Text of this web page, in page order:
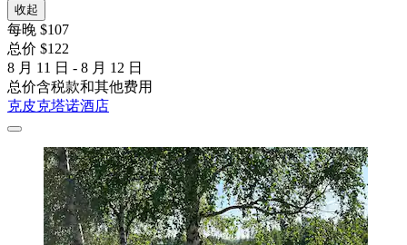
收起
每晚 $107
总价 $122
8 月 11 日 - 8 月 12 日
总价含税款和其他费用
克皮克塔诺酒店